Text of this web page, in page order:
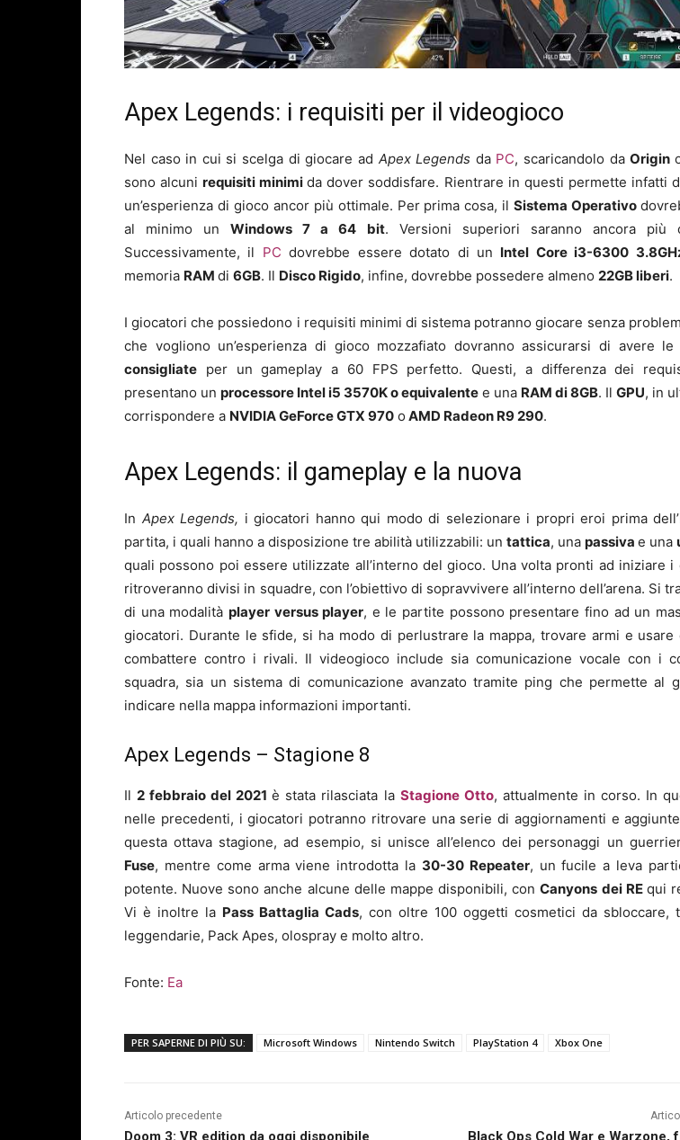
Apex Legends: i requisiti per il videogioco
Nel caso in cui si scelga di giocare ad Apex Legends da PC, scaricandolo daOrigin
sono alcunirequisiti minimida dover soddisfare. Rientrare in questi permette infatti
un’esperienza di gioco ancor più ottimale. Per prima cosa, ilSistema Operativo
al minimo unWindows 7 a 64 bit. Versioni superiori saranno ancora più
Successivamente, il PC dovrebbe essere dotato di un Intel Core i3-6300
memoria RAM di 6GB. Il Disco Rigido, infine, dovrebbe possedere almeno 22GB liberi.
I giocatori che possiedono i requisiti minimi di sistema potranno giocare senza
che vogliono un’esperienza di gioco mozzafiato dovranno assicurarsi di avere le
consigliate per un gameplay a 60 FPS perfetto. Questi, a differenza dei
presentano un processore Intel i5 3570K o equivalente e una RAM di 8GB. Il GPU, in
corrispondere a NVIDIA GeForce GTX 970 o AMD Radeon R9 290.
Apex Legends: il gameplay e la nuova
In Apex Legends, i giocatori hanno qui modo di selezionare i propri eroi prima
partita, i quali hanno a disposizione tre abilità utilizzabili: un tattica, una passiva e una
quali possono poi essere utilizzate all’interno del gioco. Una volta pronti ad iniziare i
ritroveranno divisi in squadre, con l’obiettivo di sopravvivere all’interno dell’arena. Si
di una modalità player versus player, e le partite possono presentare fino ad un
giocatori. Durante le sfide, si ha modo di perlustrare la mappa, trovare armi e usare
combattere contro i rivali. Il videogioco include sia comunicazione vocale con i
squadra, sia un sistema di comunicazione avanzato tramite ping che permette al
indicare nella mappa informazioni importanti.
Apex Legends – Stagione 8
Il 2 febbraio del 2021è stata rilasciata la Stagione Otto, attualmente in corso. In
nelle precedenti, i giocatori potranno ritrovare una serie di aggiornamenti e
questa ottava stagione, ad esempio, si unisce all’elenco dei personaggi un
Fuse, mentre come arma viene introdotta la 30-30 Repeater, un fucile a leva
potente. Nuove sono anche alcune delle mappe disponibili, conCanyons dei RE qui
Vi è inoltre la Pass Battaglia Cads, con oltre 100 oggetti cosmetici da sbloccare,
leggendarie, Pack Apes, olospray e molto altro.
Fonte: Ea
PER SAPERNE DI PIÙ SU: Microsoft Windows Nintendo Switch PlayStation 4 Xbox One
Articolo precedente
Doom 3: VR edition da oggi disponibile Black Ops Cold War e Warzone,